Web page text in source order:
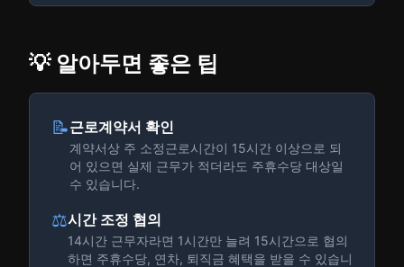
💡 알아두면 좋은 팁
📝근로계약서 확인
계약서상 주 소정근로시간이 15시간 이상으로 되
어 있으면 실제 근무가 적더라도 주휴수당 대상일
수 있습니다.
⚖️시간 조정 협의
14시간 근무자라면 1시간만 늘려 15시간으로 협의
하면 주휴수당, 연차, 퇴직금 혜택을 받을 수 있습니